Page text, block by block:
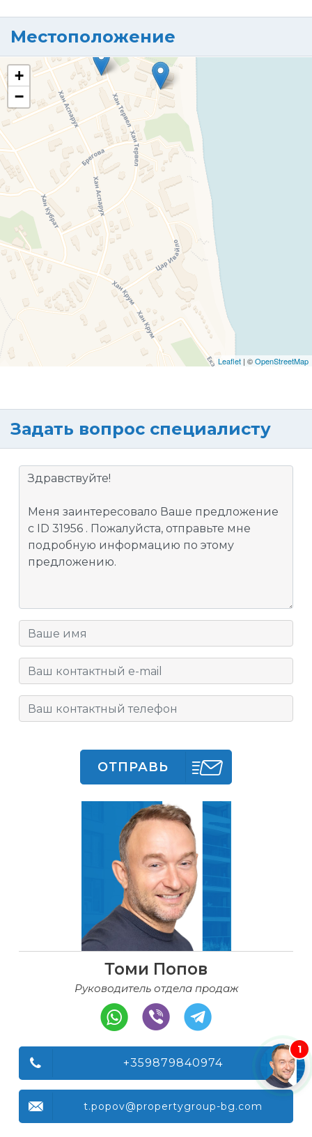
Местоположение
+
−
Leaflet | ©OpenStreetMap
Задать вопрос специалисту
ОТПРАВЬ
Томи Попов
Руководитель отдела продаж
+359879840974
t.popov@propertygroup-bg.com
1